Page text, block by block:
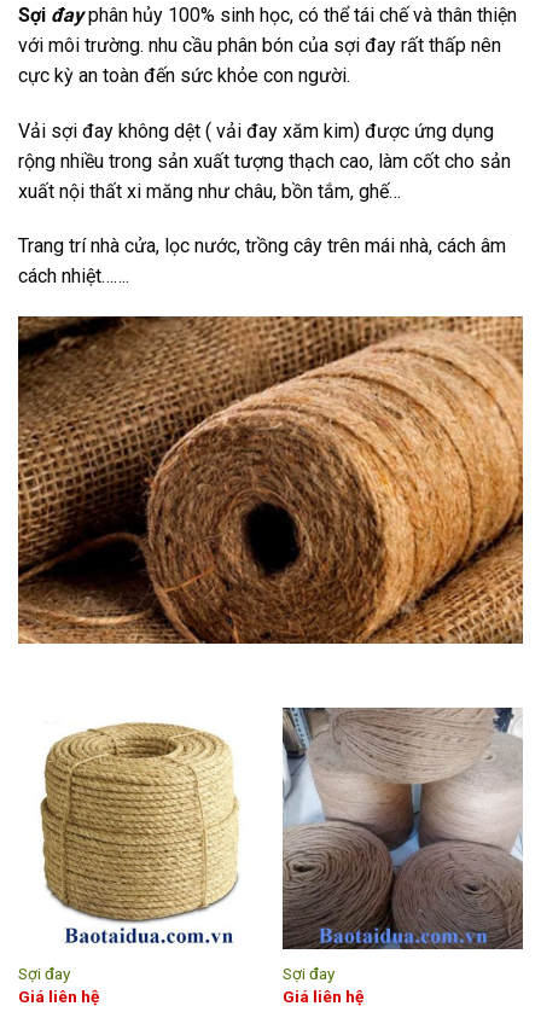
Sợi đayphân hủy 100% sinh học, có thể tái chế và thân thiện
với môi trường. nhu cầu phân bón của sợi đay rất thấp nên
cực kỳ an toàn đến sức khỏe con người.
Vải sợi đay không dệt ( vải đay xăm kim) được ứng dụng
rộng nhiều trong sản xuất tượng thạch cao, làm cốt cho sản
xuất nội thất xi măng như châu, bồn tắm, ghế…
Trang trí nhà cửa, lọc nước, trồng cây trên mái nhà, cách âm
cách nhiệt…….
Sợi đay
Giá liên hệ
Sợi đay
Giá liên hệ